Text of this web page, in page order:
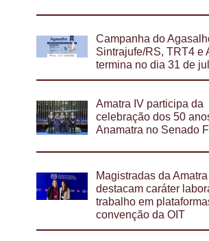
Campanha do
Sintrajufe/RS, TRT4 e
termina no dia 31 de
Amatra IV participa da
celebração dos 50
Anamatra no Senado
Magistradas da
destacam caráter
trabalho em
convenção da OIT